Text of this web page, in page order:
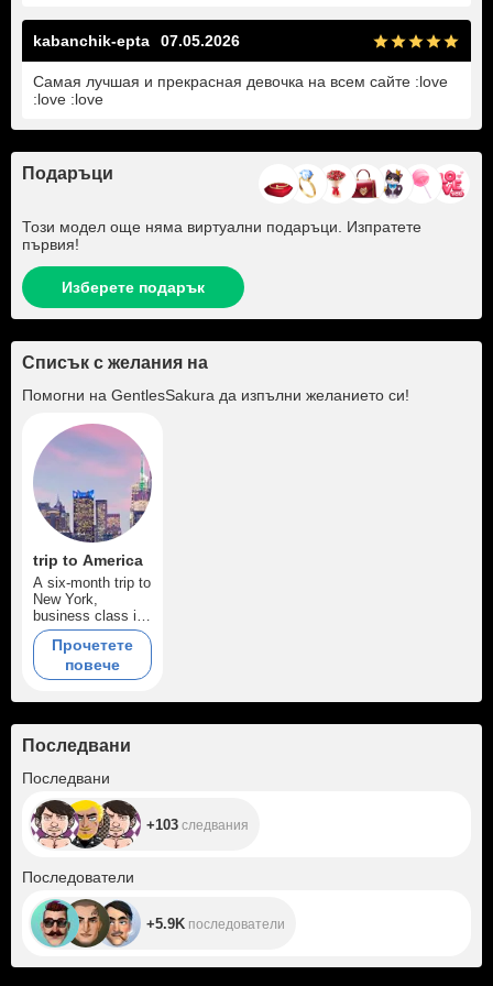
kabanchik-epta 07.05.2026
Самая лучшая и прекрасная девочка на всем сайте :love
:love :love
Подаръци
Този модел още няма виртуални подаръци. Изпратете
първия!
Изберете подарък
Списък с желания на
Помогни на GentlesSakura да изпълни желанието си!
trip to America
A six-month trip to
New York,
business class in
a cool apartment.
Прочетете
повече
Последвани
Последвани
+103 следвания
Последователи
+5.9K последователи